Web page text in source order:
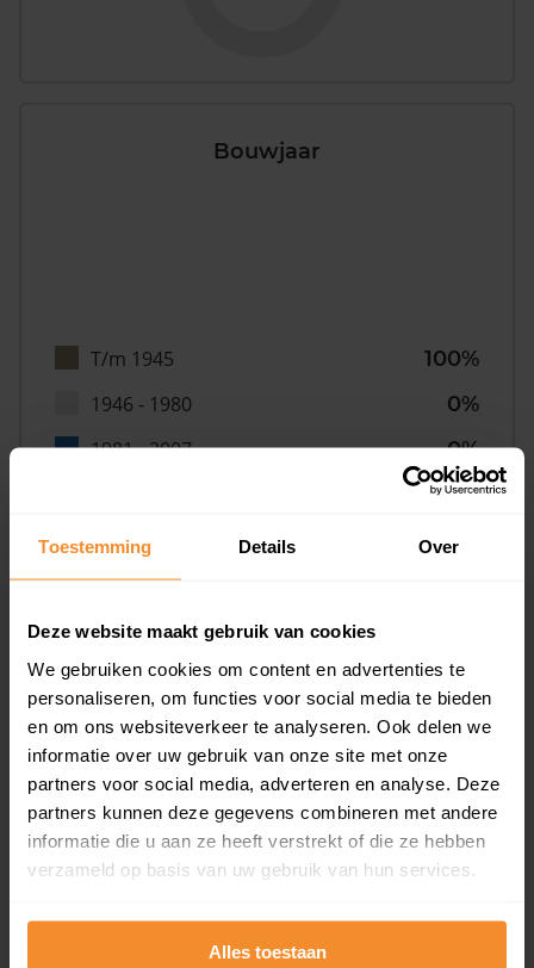
Toestemming Details Over
Deze website maakt gebruik van cookies
We gebruiken cookies om content en advertenties te
personaliseren, om functies voor social media te bieden
en om ons websiteverkeer te analyseren. Ook delen we
informatie over uw gebruik van onze site met onze
partners voor social media, adverteren en analyse. Deze
partners kunnen deze gegevens combineren met andere
informatie die u aan ze heeft verstrekt of die ze hebben
verzameld op basis van uw gebruik van hun services.
Alles toestaan
Bouwjaar
T/m 1945
100%
1946 - 1980
0%
1981 - 2007
0%
0%
Inwoners
Type huishoudens